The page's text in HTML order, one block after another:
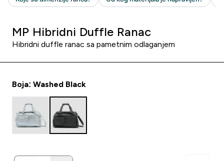
MP Hibridni Duffle Ranac
Hibridni duffle ranac sa pametnim odlaganjem
Boja: Washed Black